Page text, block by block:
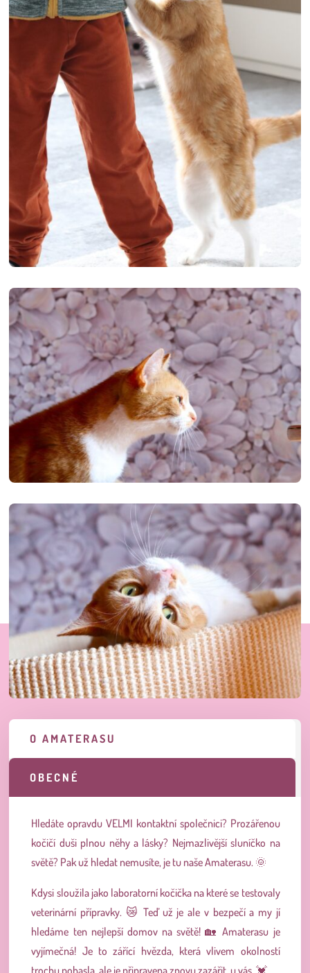
O AMATERASU
OBECNÉ
Hledáte opravdu VELMI kontaktní společnici? Prozářenou
kočičí duši plnou něhy a lásky? Nejmazlivější sluníčko na
světě? Pak už hledat nemusíte, je tu naše Amaterasu. 🌞
Kdysi sloužila jako laboratorní kočička na které se testovaly
veterinární přípravky. 😿 Teď už je ale v bezpečí a my jí
hledáme ten nejlepší domov na světě! 🏡 Amaterasu je
vyjímečná! Je to zářící hvězda, která vlivem okolností
trochu pohasla, ale je připravena znovu zazářit, u vás. 💓